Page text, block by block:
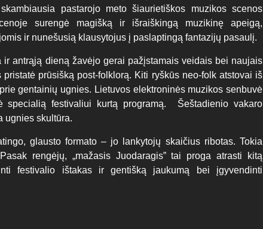
pastarojo meto šiaurietiškos muzikos scenos
surengė magišką ir išraiškingą muzikinę apeigą,
ir nunešusią klausytojus į paslaptingą fantazijų pasaulį.
antrąją dieną žavėjo gerai pažįstamais veidais bei naujais
prūsišką post-folklorą. Kiti ryškūs neo-folk atstovai iš
gentainių ugnies. Lietuvos elektroninės muzikos senbuvė
specialią festivaliui kurtą programą. Šeštadienio vakaro
ugnies skultūra.
glausto formato – jo lankytojų skaičius ribotas. Tokia
rengėjų, „mažasis Juodaragis” tai proga atrasti kitą
festivalio ištakas ir gentišką jaukumą bei įgyvendinti